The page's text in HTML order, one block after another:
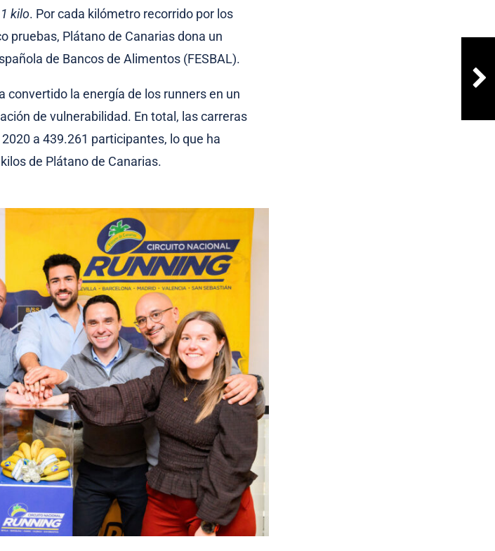
kilo. Por cada kilómetro recorrido por los
pruebas, Plátano de Canarias dona un
de Bancos de Alimentos (FESBAL).
convertido la energía de los runners en un
de vulnerabilidad. En total, las carreras
a 439.261 participantes, lo que ha
de Plátano de Canarias.